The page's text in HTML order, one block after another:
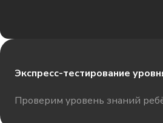
Экспресс-тестирование
Проверим уровень знаний